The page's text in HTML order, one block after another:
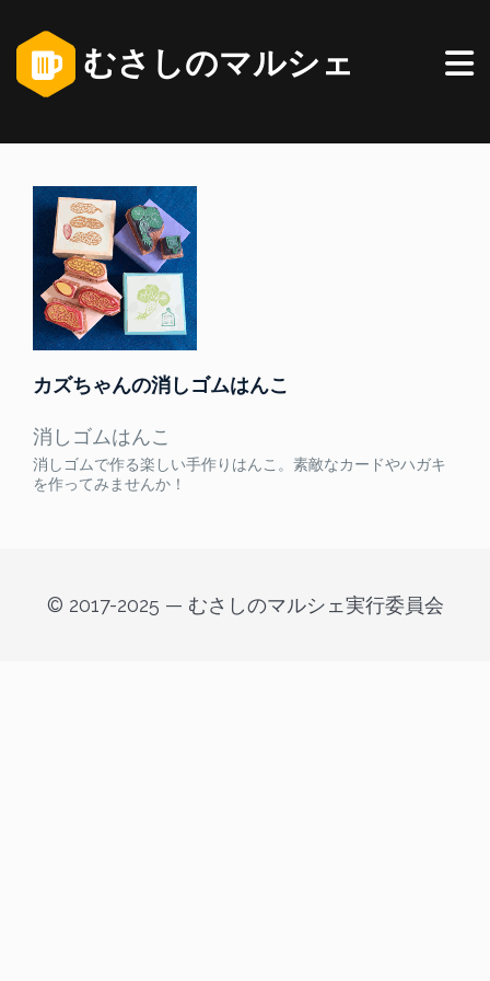
むさしのマルシェ
カズちゃんの消しゴムはんこ
消しゴムはんこ
消しゴムで作る楽しい手作りはんこ。素敵なカードやハガキ
を作ってみませんか！
© 2017-2025 — むさしのマルシェ実行委員会